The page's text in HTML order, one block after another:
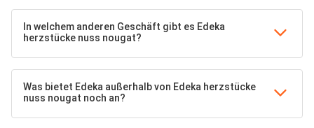
In welchem anderen Geschäft gibt es Edeka
herzstücke nuss nougat?
Was bietet Edeka außerhalb von Edeka herzstücke
nuss nougat noch an?